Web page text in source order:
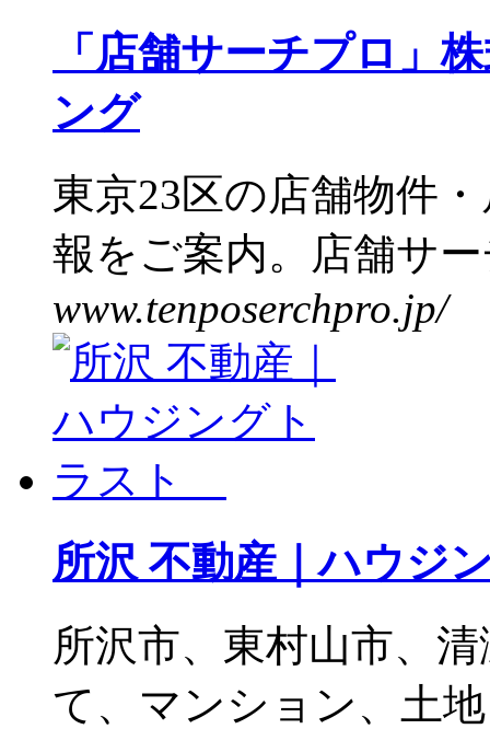
「店舗サーチプロ」
ング
東京23区の店舗物件
報をご案内。店舗サ
www.tenposerchpro.jp/
所沢 不動産｜ハウ
所沢市、東村山市、
て、マンション、土